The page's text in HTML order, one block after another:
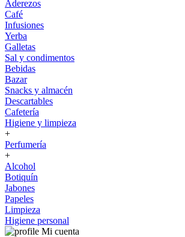
Aderezos
Café
Infusiones
Yerba
Galletas
Sal y condimentos
Bebidas
Bazar
Snacks y almacén
Descartables
Cafetería
Higiene y limpieza
+
Perfumería
+
Alcohol
Botiquín
Jabones
Papeles
Limpieza
Higiene personal
Mi cuenta